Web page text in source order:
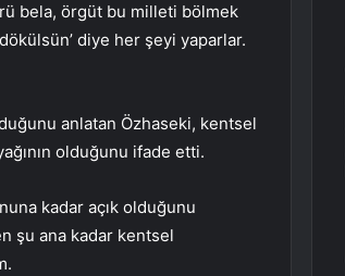
bela, örgüt bu milleti bölmek
diye her şeyi yaparlar.
anlatan Özhaseki, kentsel
olduğunu ifade etti.
kadar açık olduğunu
şu ana kadar kentsel